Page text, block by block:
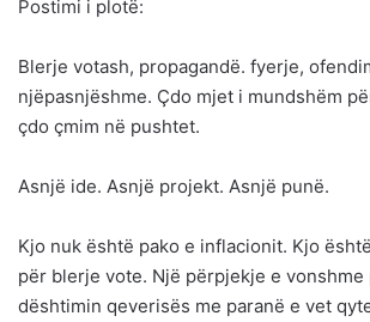
Postimi i plotë:
Blerje votash, propagandë. fyerje,
njëpasnjëshme. Çdo mjet i mundshëm
çdo çmim në pushtet.
Asnjë ide. Asnjë projekt. Asnjë punë.
Kjo nuk është pako e inflacionit. Kjo
për blerje vote. Një përpjekje e
dështimin qeverisës me paranë e vet